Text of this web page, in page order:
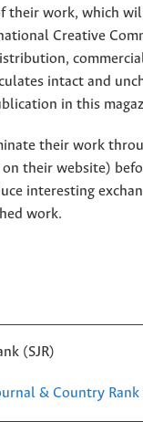
their work, which
Creative
intact and
in this
their work
their website)
interesting
work.
(SJR)